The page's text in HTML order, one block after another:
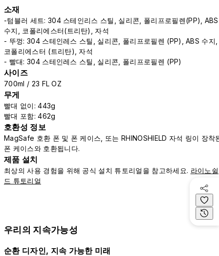
소재
-텀블러 세트: 304 스테인리스 스틸, 실리콘, 폴리프로필렌(PP), ABS
수지, 코폴리에스터(트리탄), 자석
- 뚜껑: 304 스테인레스 스틸, 실리콘, 폴리프로필렌 (PP), ABS 수지,
코폴리에스터 (트리탄), 자석
- 빨대: 304 스테인레스 스틸, 실리콘, 폴리프로필렌 (PP)
사이즈
700ml / 23 FL OZ
무게
빨대 없이: 443g
빨대 포함: 462g
호환성 정보
MagSafe 호환 폰 및 폰 케이스, 또는 RHINOSHIELD 자석 링이 장착
폰 케이스와 호환됩니다.
제품 설치
최상의 사용 경험을 위해 공식 설치 튜토리얼을 참고하세요. 라이노쉴
드 튜토리얼
우리의 지속가능성
순환 디자인, 지속 가능한 미래